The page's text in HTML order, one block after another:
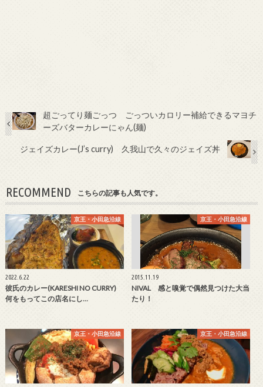
超ごってり麺ごっつ ごっついカロリー補給できるマヨチ
ーズバターカレーにゃん(麺)
ジェイズカレー(J’s curry) 久我山で久々のジェイズ丼
RECOMMEND こちらの記事も人気です。
京王・小田急沿線
2022.6.22
彼氏のカレー(KARESHI NO CURRY)
何をもってこの店名にし…
京王・小田急沿線
2015.11.19
NIVAL 感と嗅覚で偶然見つけた大当
たり！
京王・小田急沿線 京王・小田急沿線